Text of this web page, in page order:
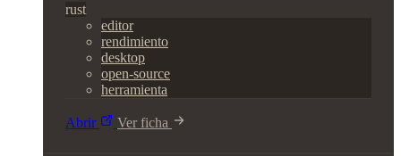
rust
editor
rendimiento
desktop
open-source
herramienta
Abrir Ver ficha